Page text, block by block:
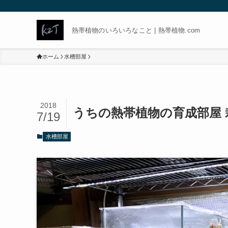
熱帯植物のいろいろなこと | 熱帯植物.com
ホーム 水槽部屋
うちの熱帯植物の育成部屋
2018
7/19
水槽部屋